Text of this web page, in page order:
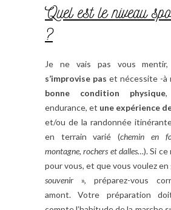
Quel est le niveau
?
Je ne vais pas vous mentir,
s’improvise pas et nécessite -à
bonne condition physique,
endurance, et une expérience
et/ou de la randonnée
en terrain varié (chemin en
montagne, rochers et dalles…). Si ce
pour vous, et que vous voulez en
souvenir », préparez-vous
amont. Votre préparation